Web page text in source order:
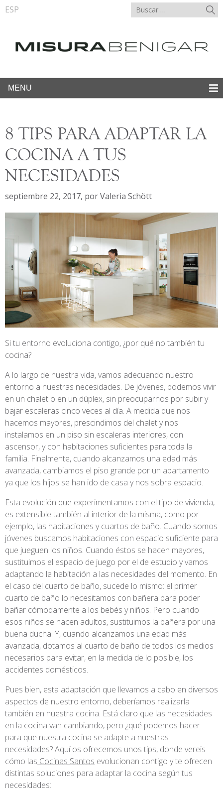
ESP
MENU
8 TIPS PARA ADAPTAR LA
COCINA A TUS
NECESIDADES
septiembre 22, 2017, porValeria Schött
Si tu entorno evoluciona contigo, ¿por qué no también tu
cocina?
A lo largo de nuestra vida, vamos adecuando nuestro
entorno a nuestras necesidades. De jóvenes, podemos vivir
en un chalet o en un dúplex, sin preocuparnos por subir y
bajar escaleras cinco veces al día. A medida que nos
hacemos mayores, prescindimos del chalet y nos
instalamos en un piso sin escaleras interiores, con
ascensor, y con habitaciones suficientes para toda la
familia. Finalmente, cuando alcanzamos una edad más
avanzada, cambiamos el piso grande por un apartamento
ya que los hijos se han ido de casa y nos sobra espacio.
Esta evolución que experimentamos con el tipo de vivienda,
es extensible también al interior de la misma, como por
ejemplo, las habitaciones y cuartos de baño. Cuando somos
jóvenes buscamos habitaciones con espacio suficiente para
que jueguen los niños. Cuando éstos se hacen mayores,
sustituimos el espacio de juego por el de estudio y vamos
adaptando la habitación a las necesidades del momento. En
el caso del cuarto de baño, sucede lo mismo: el primer
cuarto de baño lo necesitamos con bañera para poder
bañar cómodamente a los bebés y niños. Pero cuando
esos niños se hacen adultos, sustituimos la bañera por una
buena ducha. Y, cuando alcanzamos una edad más
avanzada, dotamos al cuarto de baño de todos los medios
necesarios para evitar, en la medida de lo posible, los
accidentes domésticos.
Pues bien, esta adaptación que llevamos a cabo en diversos
aspectos de nuestro entorno, deberíamos realizarla
también en nuestra cocina. Está claro que las necesidades
en la cocina van cambiando, pero ¿qué podemos hacer
para que nuestra cocina se adapte a nuestras
necesidades? Aquí os ofrecemos unos tips, donde vereis
cómo las Cocinas Santos evolucionan contigo y te ofrecen
distintas soluciones para adaptar la cocina según tus
necesidades: